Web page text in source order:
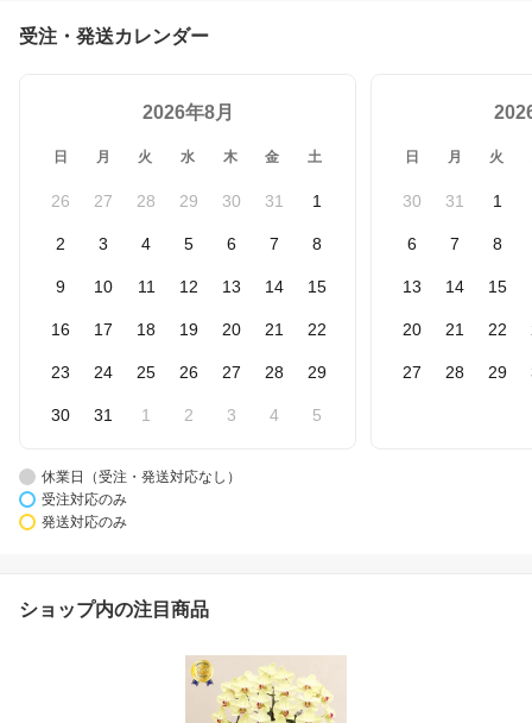
受注・発送カレンダー
2026年8月
日 月 火 水 木 金 土
26 27 28 29 30 31 1
2 3 4 5 6 7 8
9 10 11 12 13 14 15
16 17 18 19 20 21 22
23 24 25 26 27 28 29
30 31 1 2 3 4 5
日 月 火
30 31 1
6 7 8
13 14 15
20 21 22
27 28 29
休業日（受注・発送対応なし）
受注対応のみ
発送対応のみ
ショップ内の注目商品